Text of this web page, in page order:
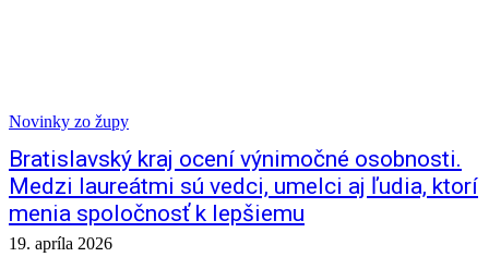
Novinky zo župy
Bratislavský kraj ocení výnimočné osobnosti.
Medzi laureátmi sú vedci, umelci aj ľudia, ktorí
menia spoločnosť k lepšiemu
19. apríla 2026